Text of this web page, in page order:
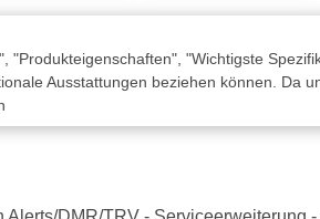
"Wichtigste
Ausstattungen beziehen können. Da